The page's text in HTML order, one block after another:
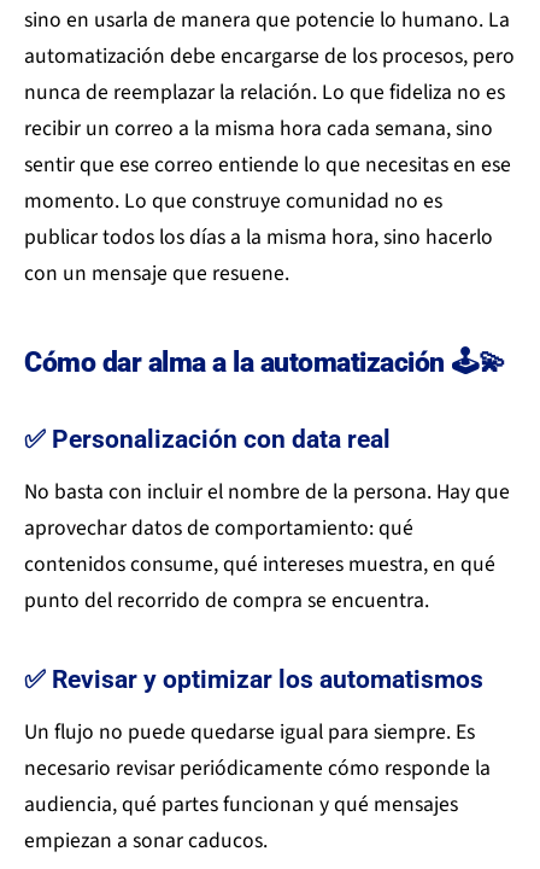
sino en usarla de manera que potencie lo humano. La
automatización debe encargarse de los procesos, pero
nunca de reemplazar la relación. Lo que fideliza no es
recibir un correo a la misma hora cada semana, sino
sentir que ese correo entiende lo que necesitas en ese
momento. Lo que construye comunidad no es
publicar todos los días a la misma hora, sino hacerlo
con un mensaje que resuene.
Cómo dar alma a la automatización 🕹️💫
✅ Personalización con data real
No basta con incluir el nombre de la persona. Hay que
aprovechar datos de comportamiento: qué
contenidos consume, qué intereses muestra, en qué
punto del recorrido de compra se encuentra.
✅ Revisar y optimizar los automatismos
Un flujo no puede quedarse igual para siempre. Es
necesario revisar periódicamente cómo responde la
audiencia, qué partes funcionan y qué mensajes
empiezan a sonar caducos.